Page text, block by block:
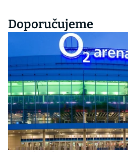
Doporučujeme